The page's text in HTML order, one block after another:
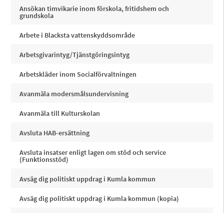
Ansökan timvikarie inom förskola, fritidshem och
grundskola
Arbete i Blacksta vattenskyddsområde
Arbetsgivarintyg/Tjänstgöringsintyg
Arbetskläder inom Socialförvaltningen
Avanmäla modersmålsundervisning
Avanmäla till Kulturskolan
Avsluta HAB-ersättning
Avsluta insatser enligt lagen om stöd och service
(Funktionsstöd)
Avsäg dig politiskt uppdrag i Kumla kommun
Avsäg dig politiskt uppdrag i Kumla kommun (kopia)